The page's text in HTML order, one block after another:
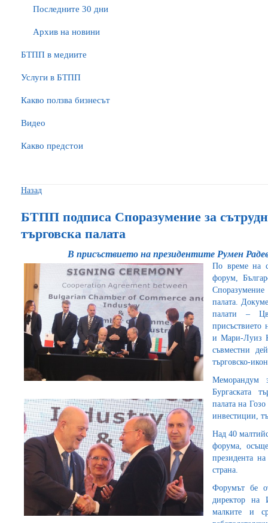
Последните 30 дни
Архив на новини
БTПП в медиите
Услуги в БТПП
Какво ползва бизнесът
Видео
Какво предстои
Назад
БТПП подписа Споразумение за
търговска палата
В присъствието на президентите Румен
По време на
форум,
Споразумение
палата.
палати –
присъствието
и Мари-Луиз
съвместни
търговско-
Меморандум
Бургаската
палата на
инвестиции,
Над 40
форума,
президента
страна.
Форумът бе
директор на
малките и